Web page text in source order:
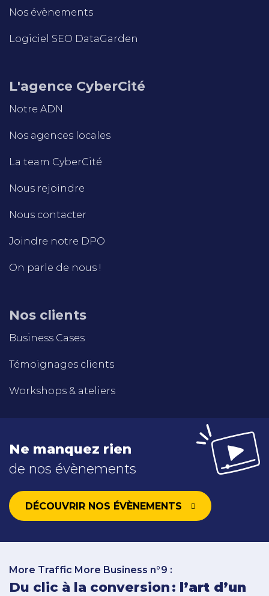
Nos évènements
Logiciel SEO DataGarden
L'agence CyberCité
Notre ADN
Nos agences locales
La team CyberCité
Nous rejoindre
Nous contacter
Joindre notre DPO
On parle de nous !
Nos clients
Business Cases
Témoignages clients
Workshops & ateliers
Ne manquez rien
de nos évènements
DÉCOUVRIR NOS ÉVÈNEMENTS
More Traffic More Business n°9 :
Du clic à la conversion : l’art d’un